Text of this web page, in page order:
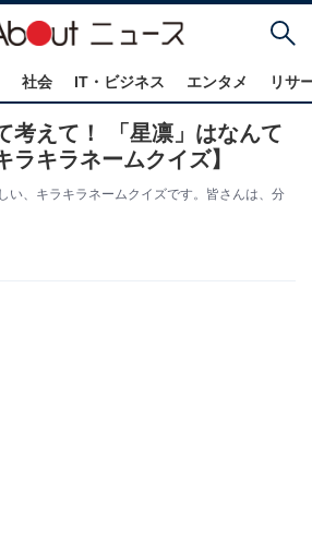
社会 IT・ビジネス エンタメ リサ
考えて！ 「星凛」はなんて
ラキラネームクイズ】
い、キラキラネームクイズです。皆さんは、分